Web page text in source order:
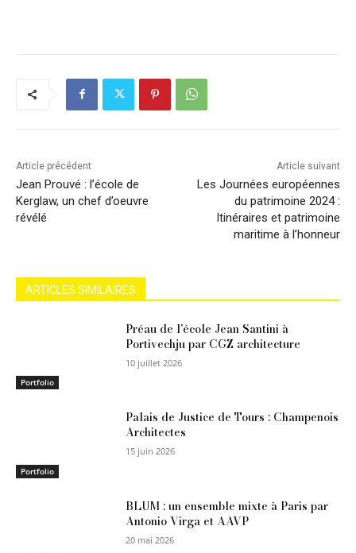
Article précédent
Jean Prouvé : l’école de
Kerglaw, un chef d’oeuvre
révélé
Article suivant
Les Journées européennes
du patrimoine 2024 :
Itinéraires et patrimoine
maritime à l’honneur
ARTICLES SIMILAIRES
Portfolio
Préau de l’école Jean Santini à
Portivechju par CGZ architecture
10 juillet 2026
Portfolio
Palais de Justice de Tours : Champenois
Architectes
15 juin 2026
BLUM : un ensemble mixte à Paris par
Antonio Virga et AAVP
20 mai 2026